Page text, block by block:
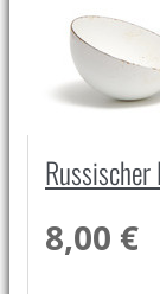
8,00 €